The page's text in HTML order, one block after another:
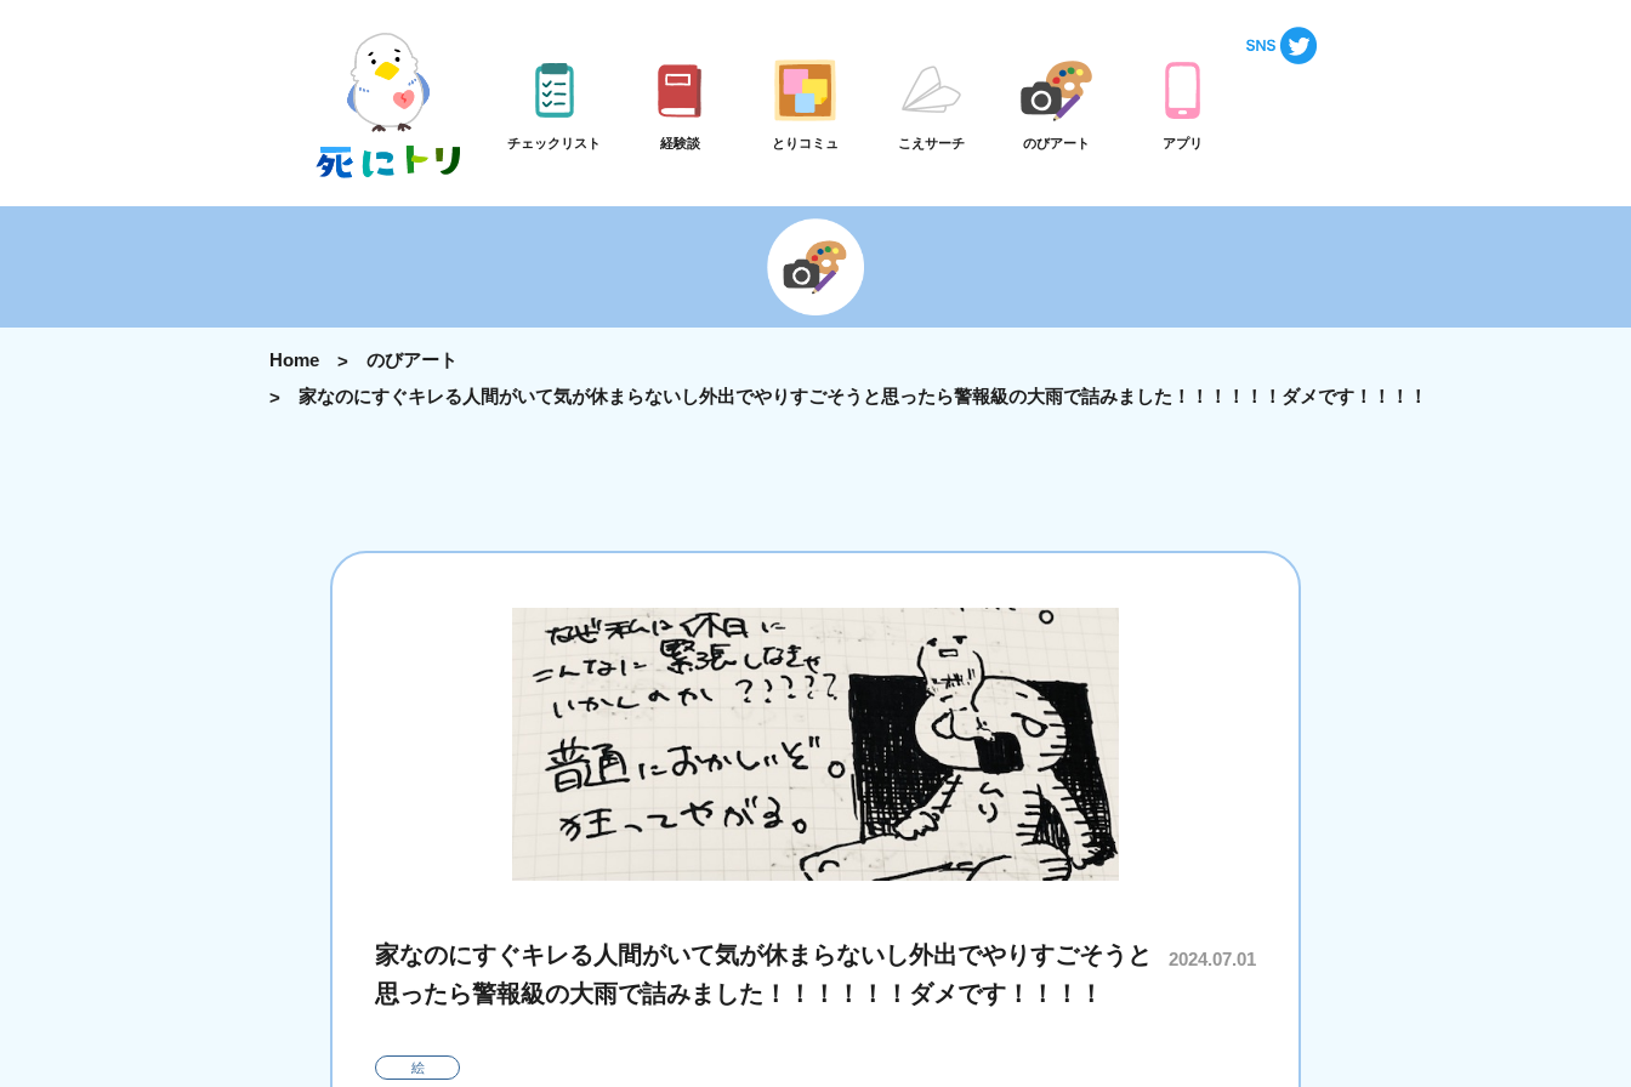
チェックリスト 経験談 とりコミュ こえサーチ のびアート アプリ
Home
のびアート
家なのにすぐキレる人間がいて気が休まらないし外出でやりすごそうと思ったら警報級の大雨で詰みました！！！！！！ダメです！！！！
家なのにすぐキレる人間がいて気が休まらないし外出でやりすごそうと
思ったら警報級の大雨で詰みました！！！！！！ダメです！！！！
2024.07.01
絵